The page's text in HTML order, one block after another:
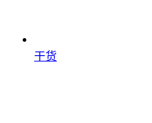
干货